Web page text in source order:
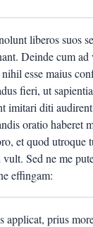
liberos suos
Deinde cum ad
esse maius
fieri, ut
imitari diti
oratio haberet
et quod utroque
Sed ne me
effingam:
applicat, prius